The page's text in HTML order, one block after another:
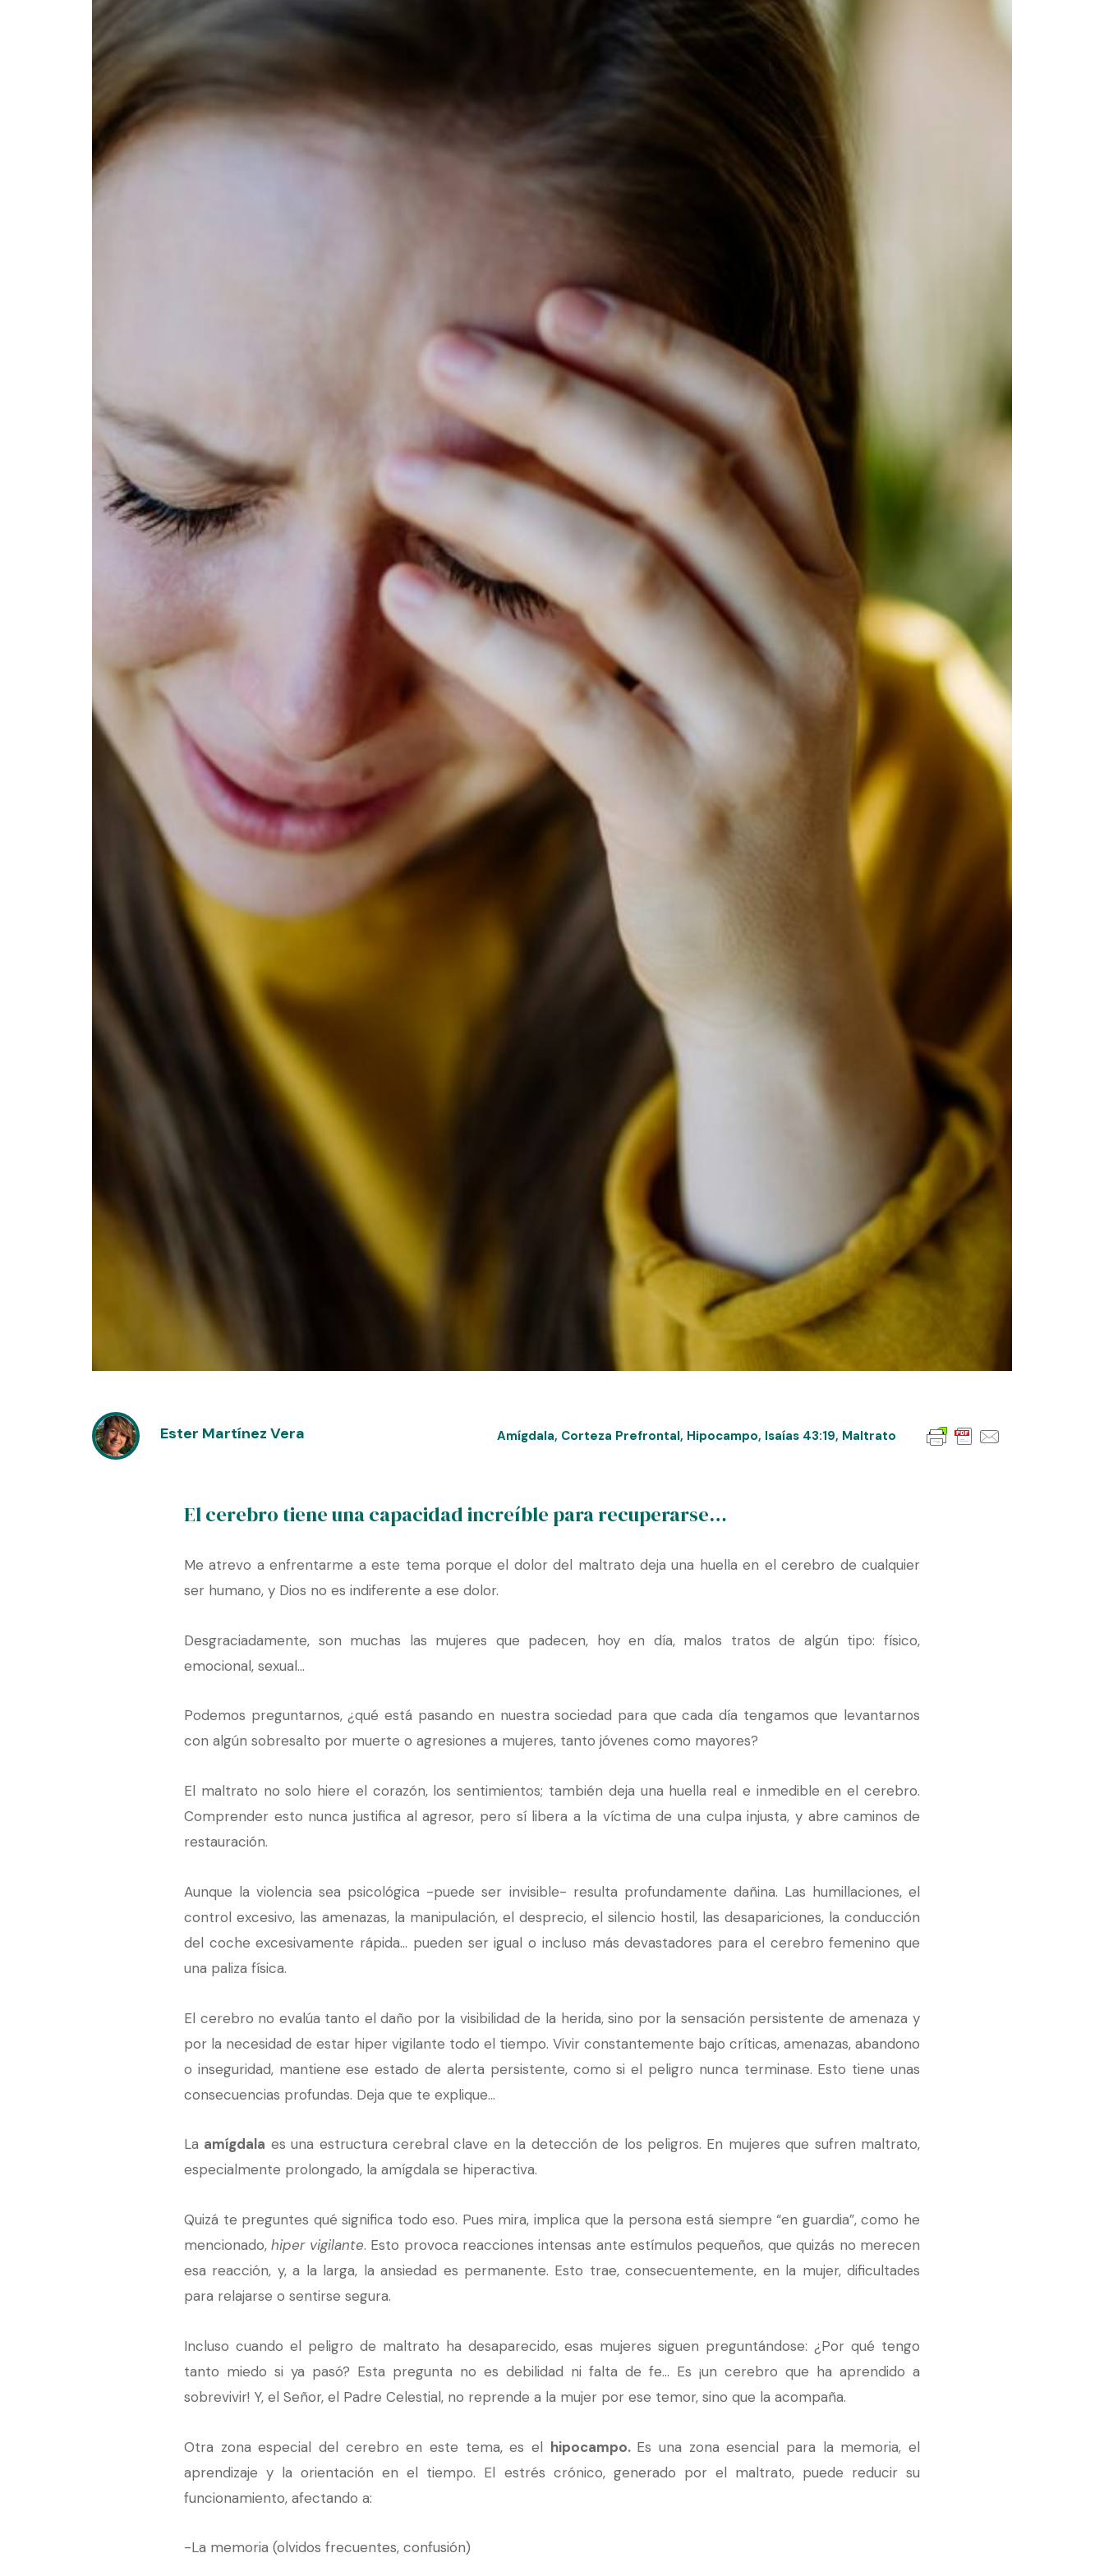
Ester Martínez Vera Amígdala, Corteza Prefrontal, Hipocampo, Isaías 43:19, Maltrato
El cerebro tiene una capacidad increíble para recuperarse…
Me atrevo a enfrentarme a este tema porque el dolor del maltrato deja una huella en el cerebro de cualquier
ser humano, y Dios no es indiferente a ese dolor.
Desgraciadamente, son muchas las mujeres que padecen, hoy en día, malos tratos de algún tipo: físico,
emocional, sexual…
Podemos preguntarnos, ¿qué está pasando en nuestra sociedad para que cada día tengamos que levantarnos
con algún sobresalto por muerte o agresiones a mujeres, tanto jóvenes como mayores?
El maltrato no solo hiere el corazón, los sentimientos; también deja una huella real e inmedible en el cerebro.
Comprender esto nunca justifica al agresor, pero sí libera a la víctima de una culpa injusta, y abre caminos de
restauración.
Aunque la violencia sea psicológica -puede ser invisible- resulta profundamente dañina. Las humillaciones, el
control excesivo, las amenazas, la manipulación, el desprecio, el silencio hostil, las desapariciones, la conducción
del coche excesivamente rápida… pueden ser igual o incluso más devastadores para el cerebro femenino que
una paliza física.
El cerebro no evalúa tanto el daño por la visibilidad de la herida, sino por la sensación persistente de amenaza y
por la necesidad de estar hiper vigilante todo el tiempo. Vivir constantemente bajo críticas, amenazas, abandono
o inseguridad, mantiene ese estado de alerta persistente, como si el peligro nunca terminase. Esto tiene unas
consecuencias profundas. Deja que te explique…
La amígdala es una estructura cerebral clave en la detección de los peligros. En mujeres que sufren maltrato,
especialmente prolongado, la amígdala se hiperactiva.
Quizá te preguntes qué significa todo eso. Pues mira, implica que la persona está siempre “en guardia”, como he
mencionado,hiper vigilante. Esto provoca reacciones intensas ante estímulos pequeños, que quizás no merecen
esa reacción, y, a la larga, la ansiedad es permanente. Esto trae, consecuentemente, en la mujer, dificultades
para relajarse o sentirse segura.
Incluso cuando el peligro de maltrato ha desaparecido, esas mujeres siguen preguntándose: ¿Por qué tengo
tanto miedo si ya pasó? Esta pregunta no es debilidad ni falta de fe… Es ¡un cerebro que ha aprendido a
sobrevivir! Y, el Señor, el Padre Celestial, no reprende a la mujer por ese temor, sino que la acompaña.
Otra zona especial del cerebro en este tema, es el hipocampo. Es una zona esencial para la memoria, el
aprendizaje y la orientación en el tiempo. El estrés crónico, generado por el maltrato, puede reducir su
funcionamiento, afectando a:
-La memoria (olvidos frecuentes, confusión)